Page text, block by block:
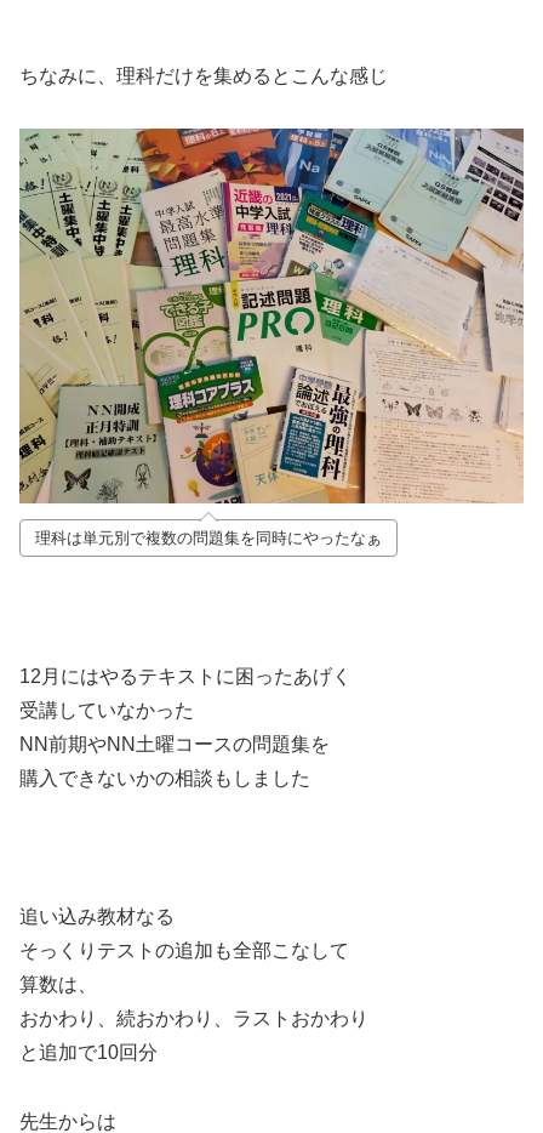
ちなみに、理科だけを集めるとこんな感じ
理科は単元別で複数の問題集を同時にやったなぁ
12月にはやるテキストに困ったあげく
受講していなかった
NN前期やNN土曜コースの問題集を
購入できないかの相談もしました
追い込み教材なる
そっくりテストの追加も全部こなして
算数は、
おかわり、続おかわり、ラストおかわり
と追加で10回分
先生からは